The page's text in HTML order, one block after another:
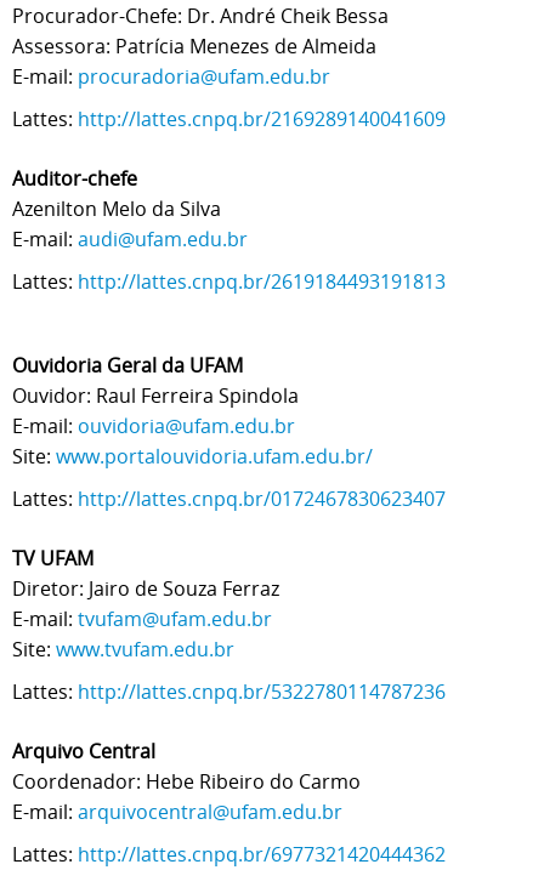
Procurador-Chefe: Dr. André Cheik Bessa
Assessora: Patrícia Menezes de Almeida
E-mail: procuradoria@ufam.edu.br
Lattes: http://lattes.cnpq.br/2169289140041609
Auditor-chefe
Azenilton Melo da Silva
E-mail: audi@ufam.edu.br
Lattes: http://lattes.cnpq.br/2619184493191813
Ouvidoria Geral da UFAM
Ouvidor: Raul Ferreira Spindola
E-mail: ouvidoria@ufam.edu.br
Site: www.portalouvidoria.ufam.edu.br/
Lattes: http://lattes.cnpq.br/0172467830623407
TV UFAM
Diretor: Jairo de Souza Ferraz
E-mail: tvufam@ufam.edu.br
Site: www.tvufam.edu.br
Lattes: http://lattes.cnpq.br/5322780114787236
Arquivo Central
Coordenador: Hebe Ribeiro do Carmo
E-mail: arquivocentral@ufam.edu.br
Lattes: http://lattes.cnpq.br/6977321420444362